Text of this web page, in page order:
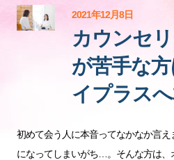
2021年12月8日
カウンセ
が苦手な
イプラス
初めて会う人に本音ってなかなか言
になってしまいがち…。そんな方は、